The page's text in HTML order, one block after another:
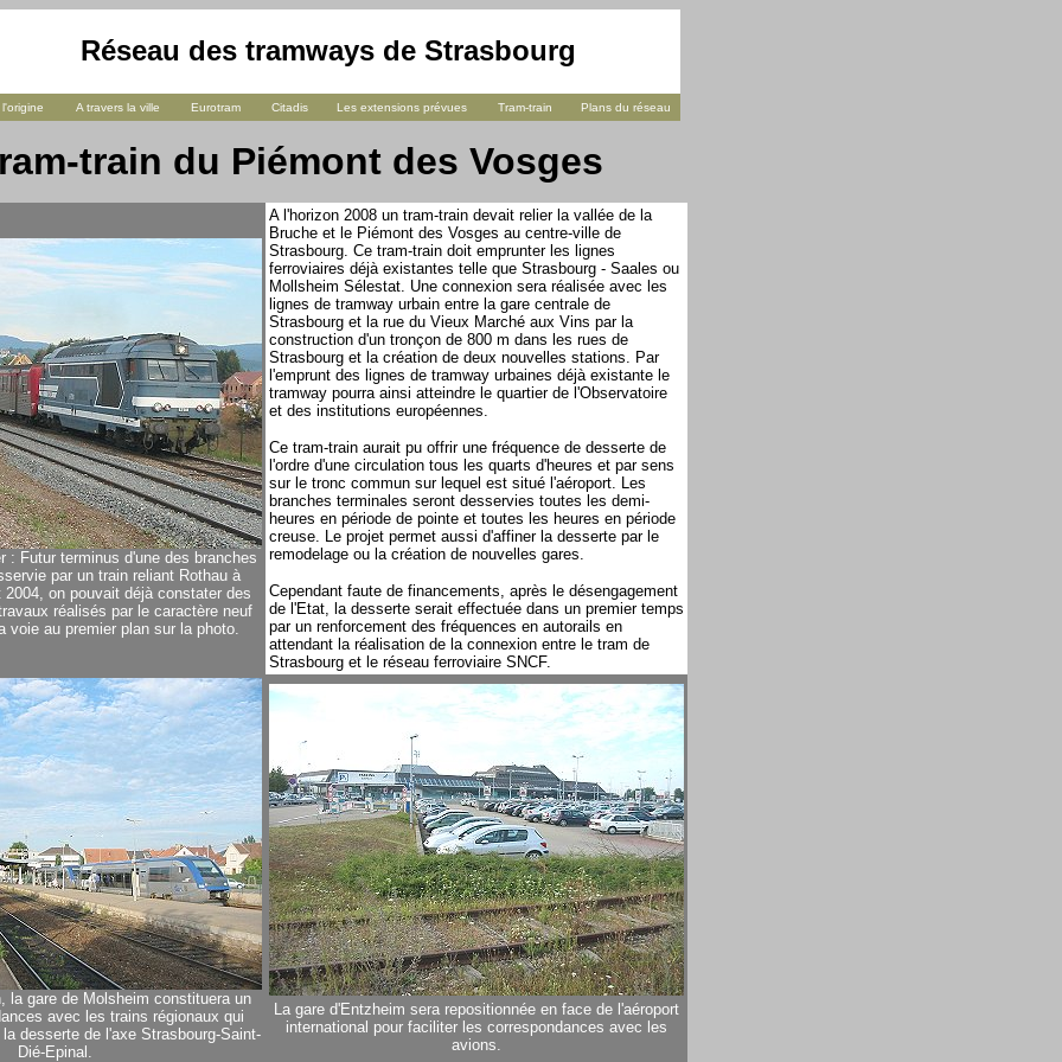
Réseau des tramways de Strasbourg
l'origine A travers la ville Eurotram Citadis Les extensions prévues Tram-train Plans du réseau
train du Piémont des Vosges
: Futur terminus d'une des branches
par un train reliant Rothau à
on pouvait déjà constater des
réalisés par le caractère neuf
voie au premier plan sur la photo.
A l'horizon 2008 un tram-train devait relier la vallée de la
Bruche et le Piémont des Vosges au centre-ville de
Strasbourg. Ce tram-train doit emprunter les lignes
ferroviaires déjà existantes telle que Strasbourg - Saales ou
Mollsheim Sélestat. Une connexion sera réalisée avec les
lignes de tramway urbain entre la gare centrale de
Strasbourg et la rue du Vieux Marché aux Vins par la
construction d'un tronçon de 800 m dans les rues de
Strasbourg et la création de deux nouvelles stations. Par
l'emprunt des lignes de tramway urbaines déjà existante le
tramway pourra ainsi atteindre le quartier de l'Observatoire
et des institutions européennes.
Ce tram-train aurait pu offrir une fréquence de desserte de
l'ordre d'une circulation tous les quarts d'heures et par sens
sur le tronc commun sur lequel est situé l'aéroport. Les
branches terminales seront desservies toutes les demi-
heures en période de pointe et toutes les heures en période
creuse. Le projet permet aussi d'affiner la desserte par le
remodelage ou la création de nouvelles gares.
Cependant faute de financements, après le désengagement
de l'Etat, la desserte serait effectuée dans un premier temps
par un renforcement des fréquences en autorails en
attendant la réalisation de la connexion entre le tram de
Strasbourg et le réseau ferroviaire SNCF.
la gare de Molsheim constituera un
avec les trains régionaux qui
desserte de l'axe Strasbourg-Saint-
Dié-Epinal.
La gare d'Entzheim sera repositionnée en face de l'aéroport
international pour faciliter les correspondances avec les
avions.